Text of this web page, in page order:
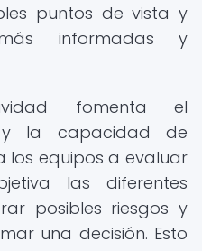
puntos de vista y
informadas y
fomenta el
y la capacidad de
los equipos a evaluar
las diferentes
posibles riesgos y
una decisión. Esto